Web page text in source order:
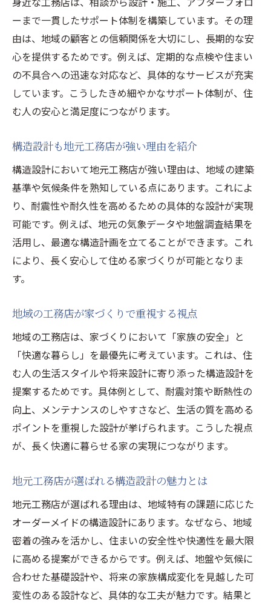
ーまで一貫したサポート体制を構築しています。その理
由は、地域の顧客との信頼関係を大切にし、長期的な安
心を提供するためです。例えば、定期的な点検や住まい
の不具合への迅速な対応など、具体的なサービスが充実
しています。こうしたきめ細やかなサポート体制が、住
む人の安心と満足度につながります。
構造設計も地元工務店が強い理由を紹介
構造設計において地元工務店が強い理由は、地域の建築
基準や気候条件を熟知している点にあります。これによ
り、耐震性や耐久性を高めるための具体的な設計が実現
可能です。例えば、地元の気象データや地盤調査結果を
活用し、最適な構造計画を立てることができます。これ
により、長く安心して住める家づくりが可能となりま
す。
地域の工務店が家づくりで重視する視点
地域の工務店は、家づくりにおいて「家族の安全」と
「快適な暮らし」を最優先に考えています。これは、住
む人の生活スタイルや将来設計に寄り添った構造設計を
提案するためです。具体例として、耐震対策や断熱性の
向上、メンテナンスのしやすさなど、生活の質を高める
ポイントを重視した設計が挙げられます。こうした視点
が、長く快適に暮らせる家の実現につながります。
地元工務店が選ばれる構造設計の魅力とは
地元工務店が選ばれる理由は、地域特有の課題に応じた
オーダーメイドの構造設計にあります。なぜなら、地域
密着の強みを活かし、住まいの安全性や快適性を最大限
に高める提案ができるからです。例えば、地盤や気候に
合わせた基礎設計や、将来の家族構成変化を見越した可
変性のある設計など、具体的な工夫が魅力です。結果と